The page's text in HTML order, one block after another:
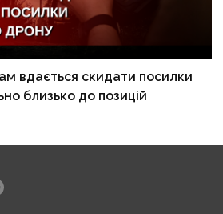
вдається скидати посилки
близько до позицій